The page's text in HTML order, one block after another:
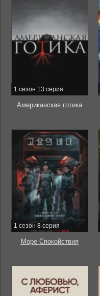
1 сезон 13 серия
Американская готика
1 сезон 8 серия
Море Спокойствия